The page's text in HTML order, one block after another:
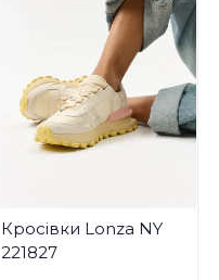
Кросівки Lonza NY
221827